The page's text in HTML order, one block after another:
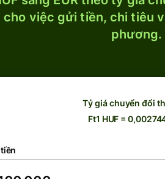
việc gửi tiền, chi tiêu
phương.
Tỷ giá chuyển đổi
Ft1 HUF =